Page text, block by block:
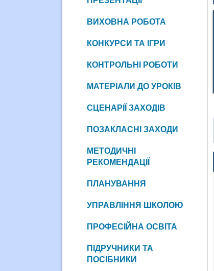
ВИХОВНА РОБОТА
КОНКУРСИ ТА ІГРИ
КОНТРОЛЬНІ РОБОТИ
МАТЕРІАЛИ ДО УРОКІВ
СЦЕНАРІЇ ЗАХОДІВ
ПОЗАКЛАСНІ ЗАХОДИ
МЕТОДИЧНІ
РЕКОМЕНДАЦІЇ
ПЛАНУВАННЯ
УПРАВЛІННЯ ШКОЛОЮ
ПРОФЕСІЙНА ОСВІТА
ПІДРУЧНИКИ ТА
ПОСІБНИКИ